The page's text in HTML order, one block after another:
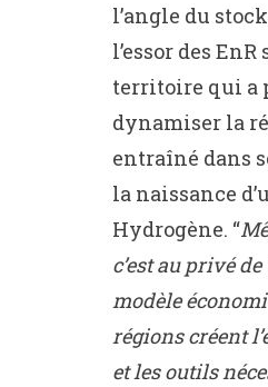
l’angle du
l’essor des EnR
territoire qui a
dynamiser la
entraîné dans
la naissance
Hydrogène. “
c’est au privé
modèle
régions créent
et les outils